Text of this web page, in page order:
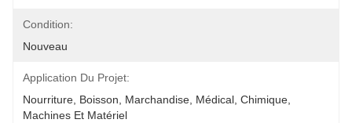
Condition:
Nouveau
Application Du Projet:
Nourriture, Boisson, Marchandise, Médical, Chimique,
Machines Et Matériel